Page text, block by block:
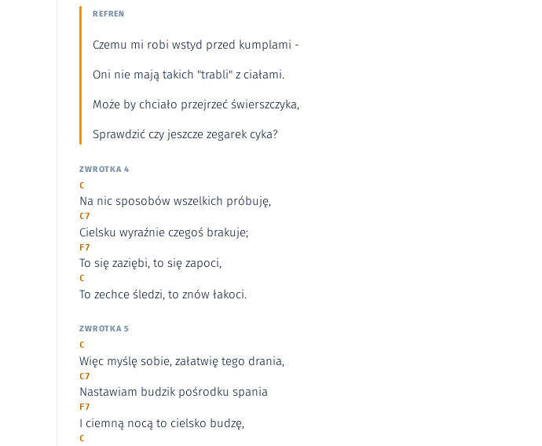
REFREN
Czemu mi robi wstyd przed kumplami -
Oni nie mają takich "trabli" z ciałami.
Może by chciało przejrzeć świerszczyka,
Sprawdzić czy jeszcze zegarek cyka?
ZWROTKA 4
C
Na nic sposobów wszelkich próbuję,
C7
Cielsku wyraźnie czegoś brakuje;
F7
To się zaziębi, to się zapoci,
C
To zechce śledzi, to znów łakoci.
ZWROTKA 5
C
Więc myślę sobie, załatwię tego drania,
C7
Nastawiam budzik pośrodku spania
F7
I ciemną nocą to cielsko budzę,
C